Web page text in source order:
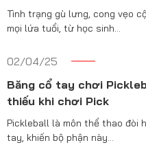
Tình trạng gù lưng, cong vẹo
mọi lứa tuổi, từ học sinh…
02/04/25
Băng cổ tay chơi
thiếu khi chơi Pick
Pickleball là môn thể thao đòi
tay, khiến bộ phận này…